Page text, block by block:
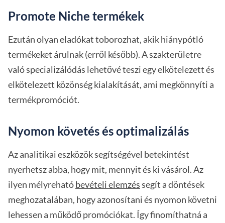
Promote Niche termékek
Ezután olyan eladókat toborozhat, akik hiánypótló
termékeket árulnak (erről később). A szakterületre
való specializálódás lehetővé teszi egy elkötelezett és
elkötelezett közönség kialakítását, ami megkönnyíti a
termékpromóciót.
Nyomon követés és optimalizálás
Az analitikai eszközök segítségével betekintést
nyerhetsz abba, hogy mit, mennyit és ki vásárol. Az
ilyen mélyrehatóbevételi elemzéssegít a döntések
meghozatalában, hogy azonosítani és nyomon követni
lehessen a működő promóciókat. Így finomíthatná a